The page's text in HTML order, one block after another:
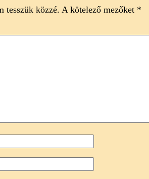
tesszük közzé. A kötelező mezőket *